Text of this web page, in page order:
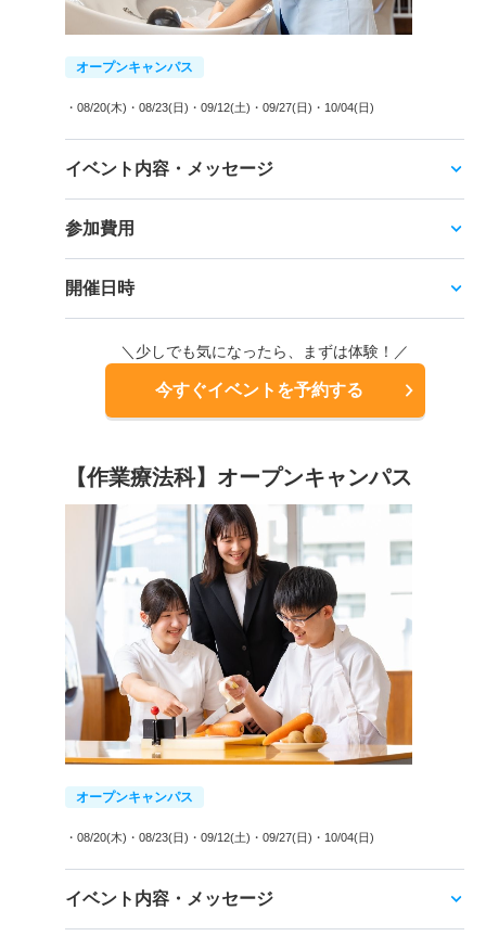
オープンキャンパス
・08/20(木) ・08/23(日) ・09/12(土) ・09/27(日) ・10/04(日)
イベント内容・メッセージ
参加費用
開催日時
＼少しでも気になったら、まずは体験！／
今すぐイベントを予約する
【作業療法科】オープンキャンパス
オープンキャンパス
・08/20(木) ・08/23(日) ・09/12(土) ・09/27(日) ・10/04(日)
イベント内容・メッセージ